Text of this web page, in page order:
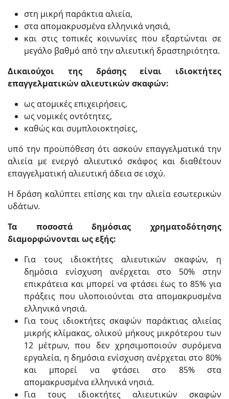
στη μικρή παράκτια αλιεία,
στα απομακρυσμένα ελληνικά νησιά,
και στις τοπικές κοινωνίες που εξαρτώνται σε
μεγάλο βαθμό από την αλιευτική δραστηριότητα.
Δικαιούχοι της δράσης είναι ιδιοκτήτες
επαγγελματικών αλιευτικών σκαφών:
ως ατομικές επιχειρήσεις,
ως νομικές οντότητες,
καθώς και συμπλοιοκτησίες,
υπό την προϋπόθεση ότι ασκούν επαγγελματικά την
αλιεία με ενεργό αλιευτικό σκάφος και διαθέτουν
επαγγελματική αλιευτική άδεια σε ισχύ.
Η δράση καλύπτει επίσης και την αλιεία εσωτερικών
υδάτων.
Τα ποσοστά δημόσιας χρηματοδότησης
διαμορφώνονται ως εξής:
Για τους ιδιοκτήτες αλιευτικών σκαφών, η
δημόσια ενίσχυση ανέρχεται στο 50% στην
επικράτεια και μπορεί να φτάσει έως το 85% για
πράξεις που υλοποιούνται στα απομακρυσμένα
ελληνικά νησιά.
Για τους ιδιοκτήτες σκαφών παράκτιας αλιείας
μικρής κλίμακας, ολικού μήκους μικρότερου των
12 μέτρων, που δεν χρησιμοποιούν συρόμενα
εργαλεία, η δημόσια ενίσχυση ανέρχεται στο 80%
και μπορεί να φτάσει στο 85% στα
απομακρυσμένα ελληνικά νησιά.
Για τους ιδιοκτήτες αλιευτικών σκαφών